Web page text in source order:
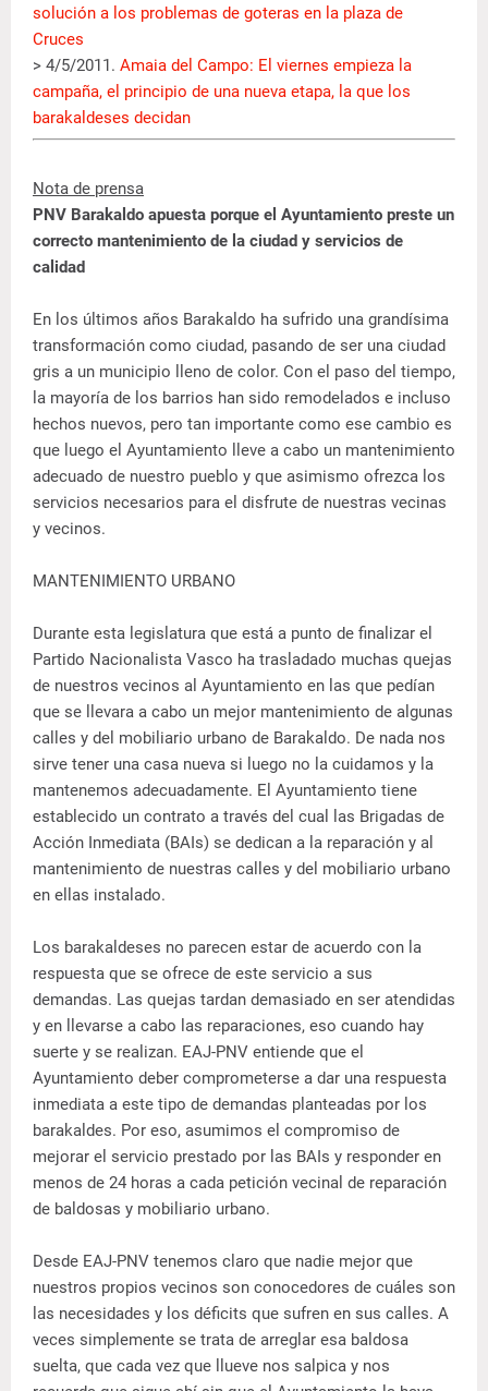
solución a los problemas de goteras en la plaza de
Cruces
> 4/5/2011. Amaia del Campo: El viernes empieza la
campaña, el principio de una nueva etapa, la que los
barakaldeses decidan
Nota de prensa
PNV Barakaldo apuesta porque el Ayuntamiento preste un
correcto mantenimiento de la ciudad y servicios de
calidad
En los últimos años Barakaldo ha sufrido una grandísima
transformación como ciudad, pasando de ser una ciudad
gris a un municipio lleno de color. Con el paso del tiempo,
la mayoría de los barrios han sido remodelados e incluso
hechos nuevos, pero tan importante como ese cambio es
que luego el Ayuntamiento lleve a cabo un mantenimiento
adecuado de nuestro pueblo y que asimismo ofrezca los
servicios necesarios para el disfrute de nuestras vecinas
y vecinos.
MANTENIMIENTO URBANO
Durante esta legislatura que está a punto de finalizar el
Partido Nacionalista Vasco ha trasladado muchas quejas
de nuestros vecinos al Ayuntamiento en las que pedían
que se llevara a cabo un mejor mantenimiento de algunas
calles y del mobiliario urbano de Barakaldo. De nada nos
sirve tener una casa nueva si luego no la cuidamos y la
mantenemos adecuadamente. El Ayuntamiento tiene
establecido un contrato a través del cual las Brigadas de
Acción Inmediata (BAIs) se dedican a la reparación y al
mantenimiento de nuestras calles y del mobiliario urbano
en ellas instalado.
Los barakaldeses no parecen estar de acuerdo con la
respuesta que se ofrece de este servicio a sus
demandas. Las quejas tardan demasiado en ser atendidas
y en llevarse a cabo las reparaciones, eso cuando hay
suerte y se realizan. EAJ-PNV entiende que el
Ayuntamiento deber comprometerse a dar una respuesta
inmediata a este tipo de demandas planteadas por los
barakaldes. Por eso, asumimos el compromiso de
mejorar el servicio prestado por las BAIs y responder en
menos de 24 horas a cada petición vecinal de reparación
de baldosas y mobiliario urbano.
Desde EAJ-PNV tenemos claro que nadie mejor que
nuestros propios vecinos son conocedores de cuáles son
las necesidades y los déficits que sufren en sus calles. A
veces simplemente se trata de arreglar esa baldosa
suelta, que cada vez que llueve nos salpica y nos